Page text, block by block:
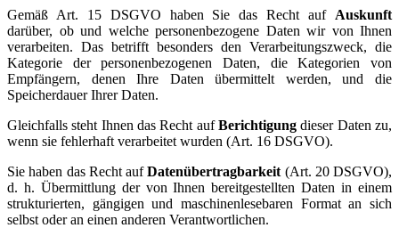
Gemäß Art. 15 DSGVO haben Sie das Recht auf Auskunft
darüber, ob und welche personenbezogene Daten wir von Ihnen
verarbeiten. Das betrifft besonders den Verarbeitungszweck, die
Kategorie der personenbezogenen Daten, die Kategorien von
Empfängern, denen Ihre Daten übermittelt werden, und die
Speicherdauer Ihrer Daten.
Gleichfalls steht Ihnen das Recht aufBerichtigung dieser Daten zu,
wenn sie fehlerhaft verarbeitet wurden (Art. 16 DSGVO).
Sie haben das Recht aufDatenübertragbarkeit (Art. 20 DSGVO),
d. h. Übermittlung der von Ihnen bereitgestellten Daten in einem
strukturierten, gängigen und maschinenlesebaren Format an sich
selbst oder an einen anderen Verantwortlichen.